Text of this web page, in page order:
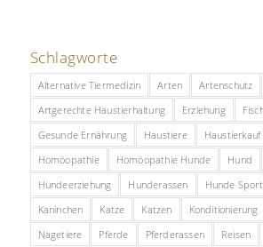
Schlagworte
Alternative Tiermedizin Arten Artenschutz
Artgerechte Haustierhaltung
Erziehung
Gesunde Ernährung
Haustiere Haustierkauf
Homöopathie
Homöopathie Hunde Hund
Hundeerziehung
Hunderassen Hunde Sport
Kaninchen
Katze Katzen Konditionierung
Nagetiere
Pferde Pferderassen Reisen